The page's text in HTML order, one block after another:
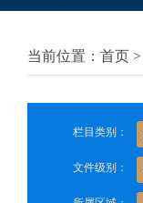
当前位置：首页 >
栏目类别：
文件级别：